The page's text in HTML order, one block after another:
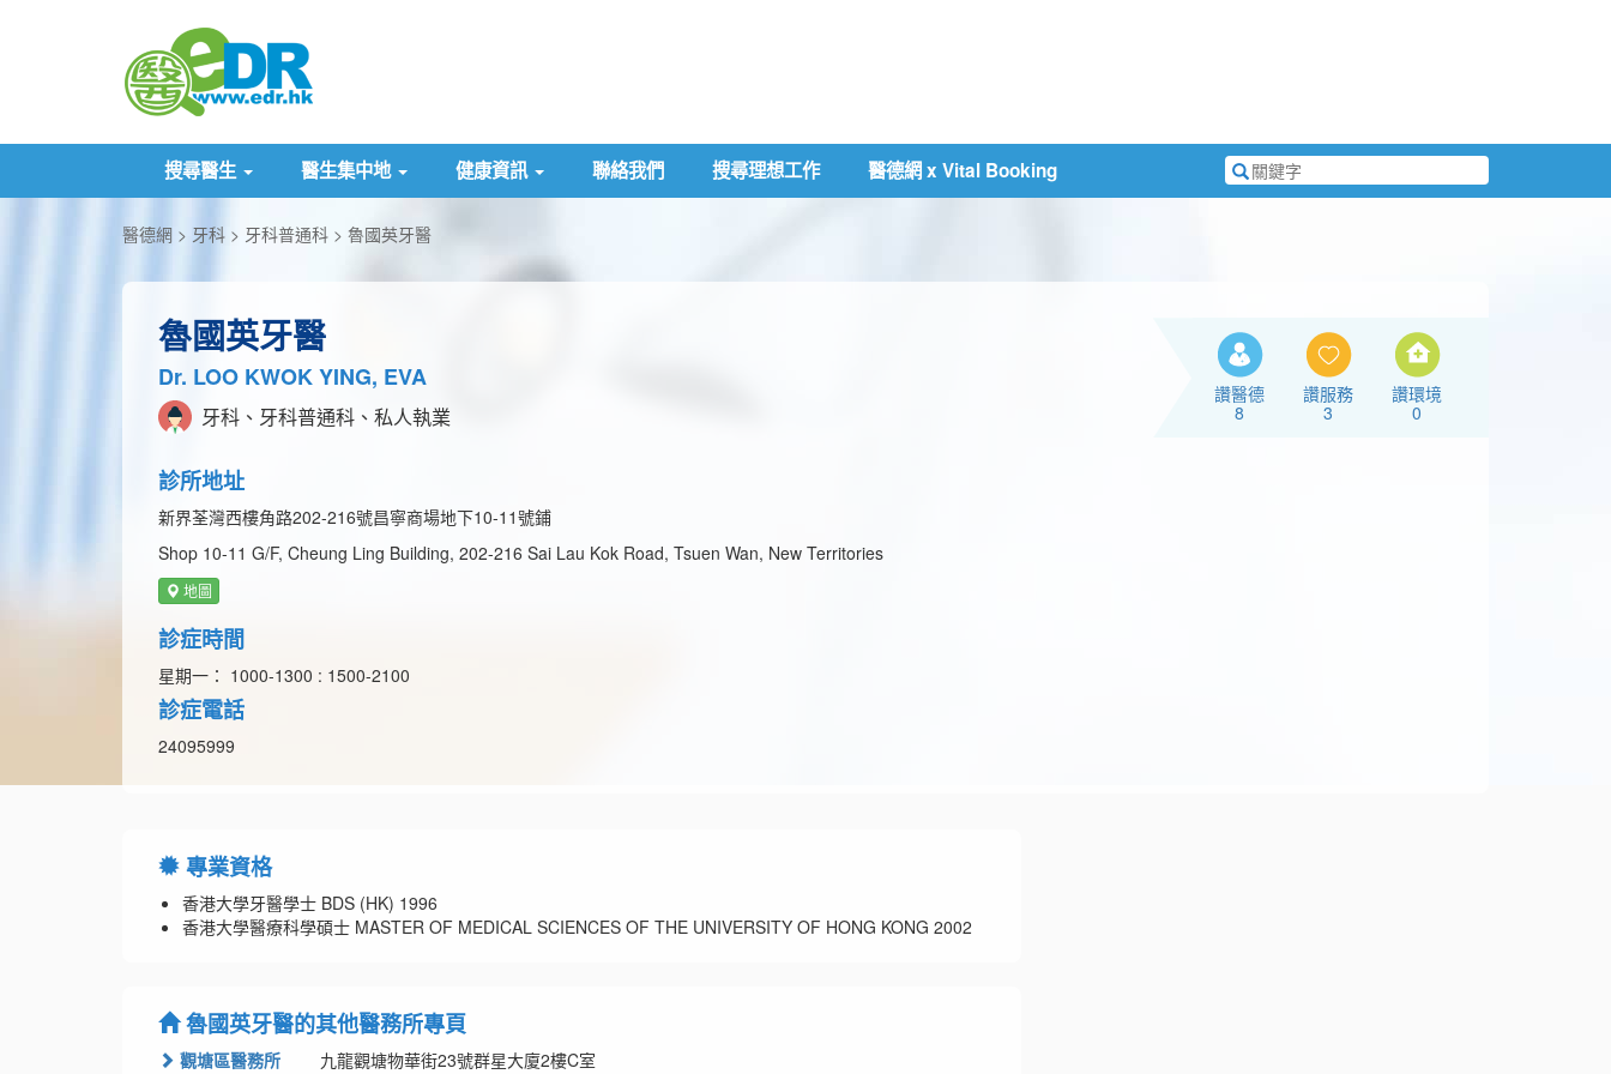
搜尋醫生 醫生集中地 健康資訊 聯絡我們 搜尋理想工作 醫德網 x Vital Booking
搜
尋
醫德網 牙科 牙科普通科 魯國英牙醫
魯國英牙醫
Dr. LOO KWOK YING, EVA
牙科、牙科普通科、私人執業
診所地址
新界荃灣西樓角路202-216號昌寧商場地下10-11號鋪
Shop 10-11 G/F, Cheung Ling Building, 202-216 Sai Lau Kok Road, Tsuen Wan, New Territories
地圖
診症時間
星期一： 1000-1300 : 1500-2100
診症電話
24095999
讚醫德
8
讚服務
3
讚環境
0
專業資格
香港大學牙醫學士 BDS (HK) 1996
香港大學醫療科學碩士 MASTER OF MEDICAL SCIENCES OF THE UNIVERSITY OF HONG KONG 2002
魯國英牙醫的其他醫務所專頁
觀塘區醫務所 九龍觀塘物華街23號群星大廈2樓C室